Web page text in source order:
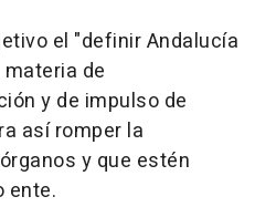
el "definir Andalucía
de
y de impulso de
así romper la
y que estén
ente.